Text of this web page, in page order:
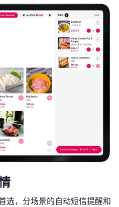
选，分场景的自动短信提醒和